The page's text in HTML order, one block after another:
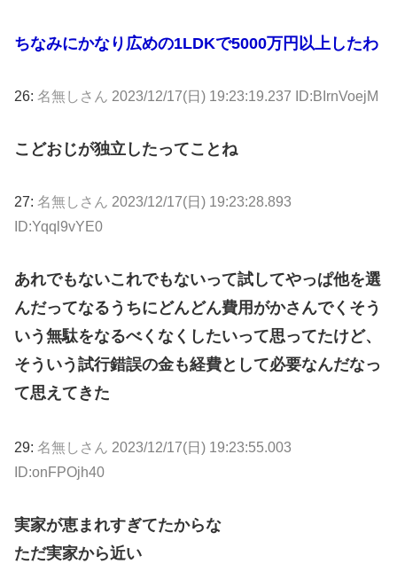
ちなみにかなり広めの1LDKで5000万円以上したわ
26: 名無しさん 2023/12/17(日) 19:23:19.237 ID:BIrnVoejM
こどおじが独立したってことね
27: 名無しさん 2023/12/17(日) 19:23:28.893
ID:Yqql9vYE0
あれでもないこれでもないって試してやっぱ他を選
んだってなるうちにどんどん費用がかさんでくそう
いう無駄をなるべくなくしたいって思ってたけど、
そういう試行錯誤の金も経費として必要なんだなっ
て思えてきた
29: 名無しさん 2023/12/17(日) 19:23:55.003
ID:onFPOjh40
実家が恵まれすぎてたからな
ただ実家から近い